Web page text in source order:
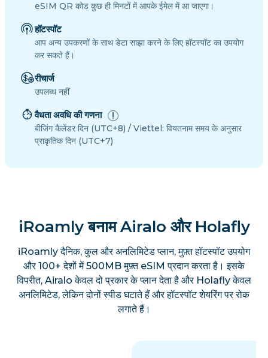
eSIM QR कोड कुछ ही मिनटों में आपके ईमेल में आ जाएगा।
हॉटस्पॉट
आप अन्य उपकरणों के साथ डेटा साझा करने के लिए हॉटस्पॉट का उपयोग
कर सकते हैं।
रीचार्ज
उपलब्ध नहीं
वैधता अवधि की गणना
बीजिंग कैलेंडर दिन (UTC+8) / Viettel: वियतनाम समय के अनुसार
प्राकृतिक दिन (UTC+7)
iRoamly बनाम Airalo और Holafly
iRoamly दैनिक, कुल और अनलिमिटेड प्लान, मुफ़्त हॉटस्पॉट उपयोग
और 100+ देशों में 500MB मुफ़्त eSIM प्रदान करता है। इसके
विपरीत, Airalo केवल दो प्रकार के प्लान देता है और Holafly केवल
अनलिमिटेड, लेकिन दोनों स्पीड घटाते हैं और हॉटस्पॉट शेयरिंग पर रोक
लगाते हैं।